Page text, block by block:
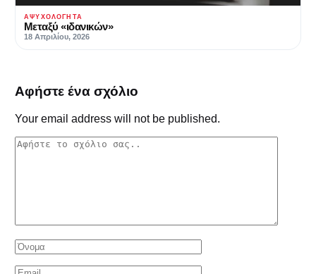
ΑΨΥΧΟΛΌΓΗΤΑ
Μεταξύ «ιδανικών»
18 Απριλίου, 2026
Αφήστε ένα σχόλιο
Your email address will not be published.